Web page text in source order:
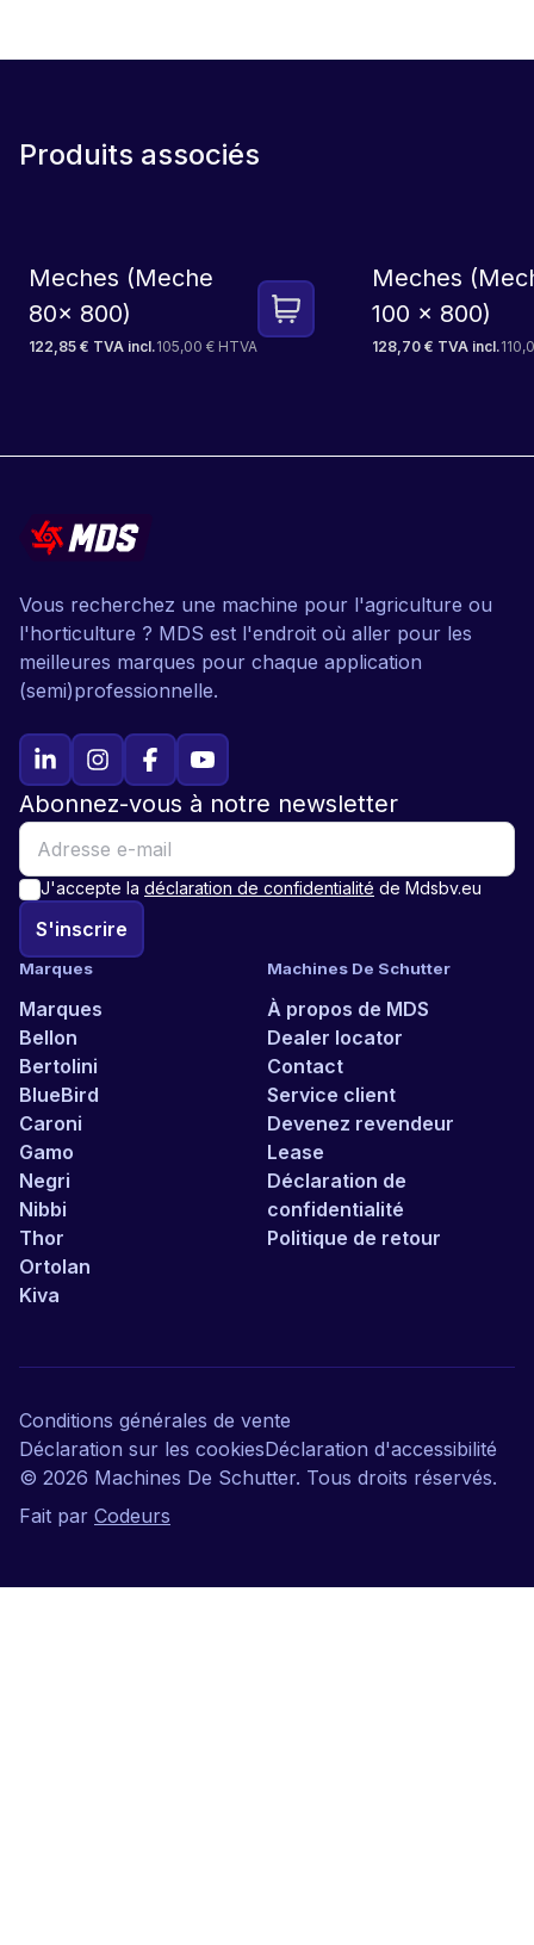
Produits associés
Meches (Meche
80x 800)
122,85 € TVA incl.105,00 € HTVA
Meches
100 x 800)
128,70 € TVA incl.
Vous recherchez une machine pour l'agriculture ou
l'horticulture ? MDS est l'endroit où aller pour les
meilleures marques pour chaque application
(semi)professionnelle.
Marques
Marques
Bellon
Bertolini
BlueBird
Caroni
Gamo
Negri
Nibbi
Thor
Ortolan
Kiva
Machines De Schutter
À propos de MDS
Dealer locator
Contact
Service client
Devenez revendeur
Lease
Déclaration de
confidentialité
Politique de retour
Abonnez-vous à notre newsletter
J'accepte la déclaration de confidentialité de Mdsbv.eu
S'inscrire
© 2026 Machines De Schutter. Tous droits réservés.
Fait par Codeurs
Conditions générales de vente
Déclaration sur les cookiesDéclaration d'accessibilité